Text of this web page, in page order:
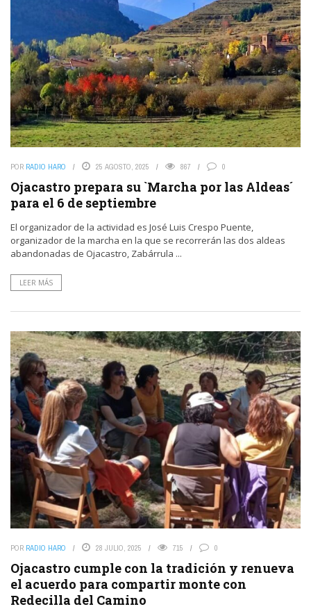
POR RADIO HARO 25 AGOSTO, 2025 867 0
Ojacastro prepara su `Marcha por las Aldeas´
para el 6 de septiembre
El organizador de la actividad es José Luis Crespo Puente,
organizador de la marcha en la que se recorrerán las dos aldeas
abandonadas de Ojacastro, Zabárrula ...
LEER MÁS
POR RADIO HARO 28 JULIO, 2025 715 0
Ojacastro cumple con la tradición y renueva
el acuerdo para compartir monte con
Redecilla del Camino